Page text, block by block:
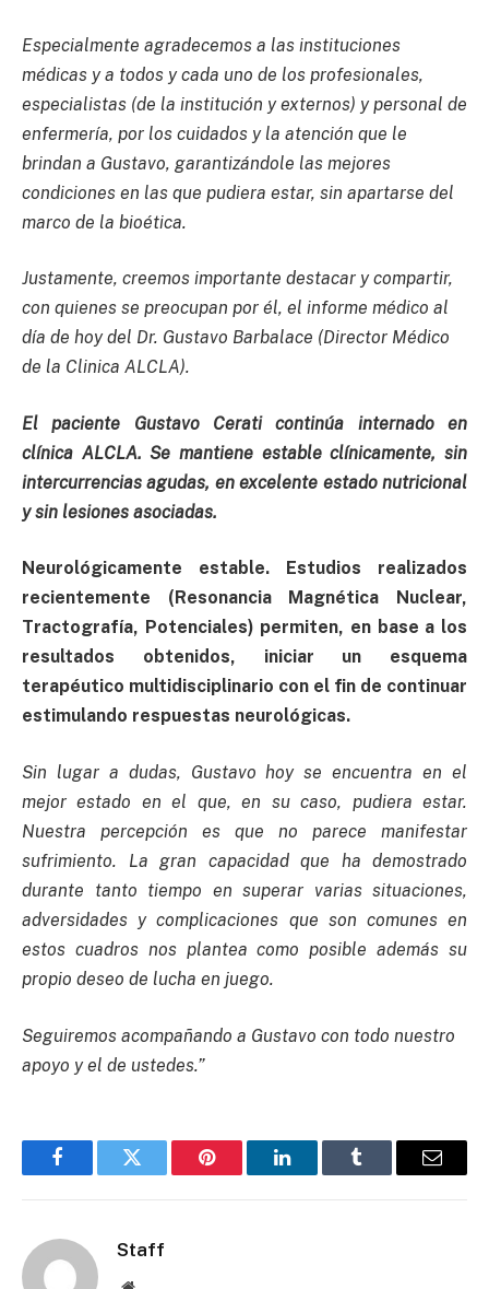
Especialmente agradecemos a las instituciones
médicas y a todos y cada uno de los profesionales,
especialistas (de la institución y externos) y personal de
enfermería, por los cuidados y la atención que le
brindan a Gustavo, garantizándole las mejores
condiciones en las que pudiera estar, sin apartarse del
marco de la bioética.
Justamente, creemos importante destacar y compartir,
con quienes se preocupan por él, el informe médico al
día de hoy del Dr. Gustavo Barbalace (Director Médico
de la Clinica ALCLA).
El paciente Gustavo Cerati continúa internado en
clínica ALCLA. Se mantiene estable clínicamente, sin
intercurrencias agudas, en excelente estado nutricional
y sin lesiones asociadas.
Neurológicamente estable. Estudios realizados
recientemente (Resonancia Magnética Nuclear,
Tractografía, Potenciales) permiten, en base a los
resultados obtenidos, iniciar un esquema
terapéutico multidisciplinario con el fin de continuar
estimulando respuestas neurológicas.
Sin lugar a dudas, Gustavo hoy se encuentra en el
mejor estado en el que, en su caso, pudiera estar.
Nuestra percepción es que no parece manifestar
sufrimiento. La gran capacidad que ha demostrado
durante tanto tiempo en superar varias situaciones,
adversidades y complicaciones que son comunes en
estos cuadros nos plantea como posible además su
propio deseo de lucha en juego.
Seguiremos acompañando a Gustavo con todo nuestro
apoyo y el de ustedes.”
FacebookTwitter Pinterest LinkedInTumblr Email
Staff
Website